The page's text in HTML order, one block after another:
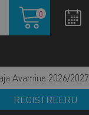
Ostukorv
0
Avamine 2026/2027
REGISTREERU